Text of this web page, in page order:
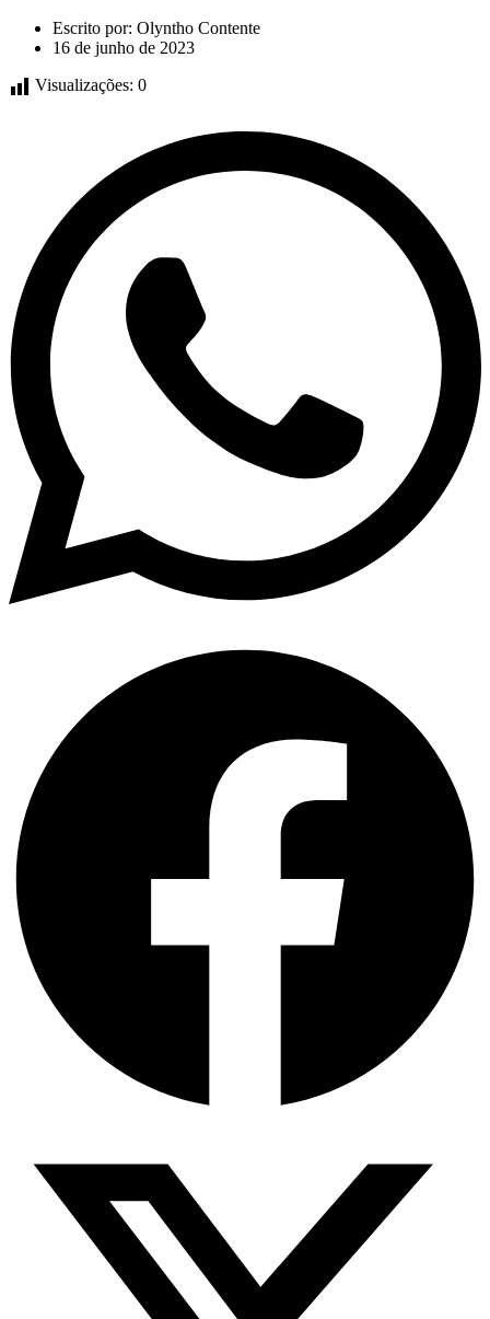
Escrito por: Olyntho Contente
16 de junho de 2023
Visualizações: 0